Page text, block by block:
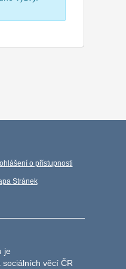
o přístupnosti
Stránek
je
věcí ČR